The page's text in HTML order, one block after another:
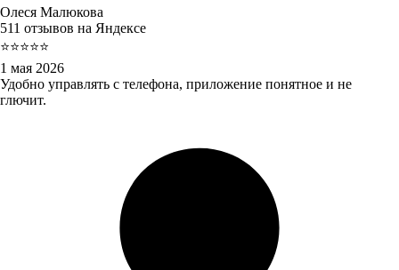
Олеся Малюкова
511 отзывов на Яндексе
⭐⭐⭐⭐⭐
1 мая 2026
Удобно управлять с телефона, приложение понятное и не
глючит.